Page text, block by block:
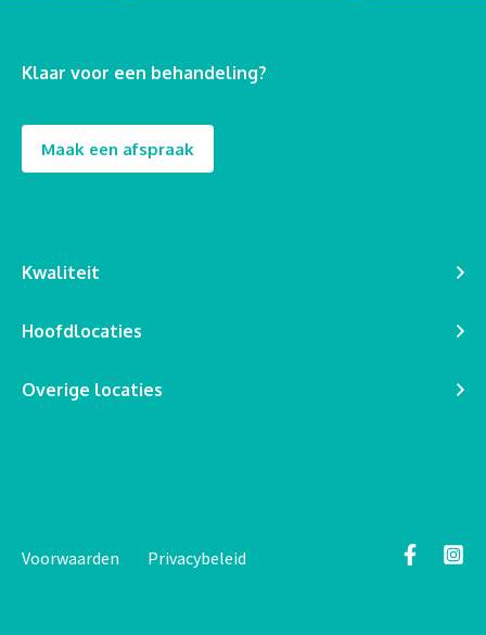
Klaar voor een behandeling?
Maak een afspraak
Kwaliteit
Hoofdlocaties
Overige locaties
Voorwaarden Privacybeleid